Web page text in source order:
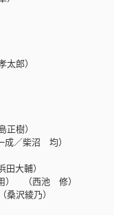
郎）
樹）
成／柴沼 均）
大輔）
） （西池 修）
沢綾乃）